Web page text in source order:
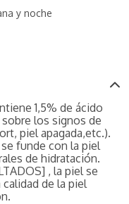
y noche
1,5% de ácido
los signos de
piel apagada,etc.).
funde con la piel
de hidratación.
, la piel se
de la piel